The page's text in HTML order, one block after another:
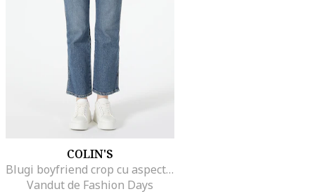
COLIN'S
Blugi boyfriend crop cu aspect decolorat, Albastru prafuit
Vandut de Fashion Days